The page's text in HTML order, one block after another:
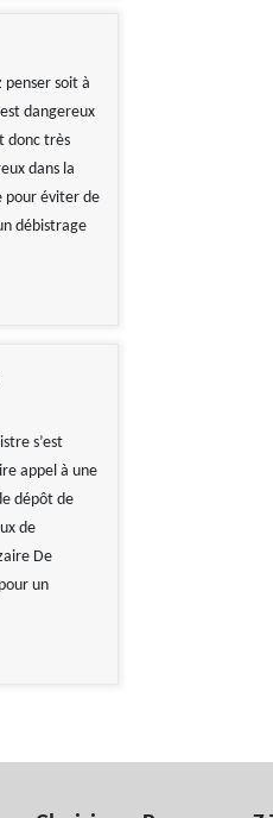
penser soit à
dangereux
donc très
dans la
pour éviter de
débistrage
s’est
appel à une
dépôt de
de
De
un